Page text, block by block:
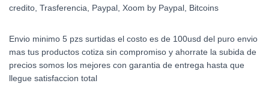
credito, Trasferencia, Paypal, Xoom by Paypal, Bitcoins
Envio minimo 5 pzs surtidas el costo es de 100usd del puro envio
mas tus productos cotiza sin compromiso y ahorrate la subida de
precios somos los mejores con garantia de entrega hasta que
llegue satisfaccion total